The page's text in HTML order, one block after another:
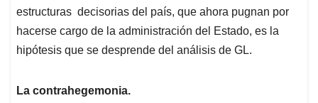
estructuras decisorias del país, que ahora pugnan por
hacerse cargo de la administración del Estado, es la
hipótesis que se desprende del análisis de GL.
La contrahegemonia.